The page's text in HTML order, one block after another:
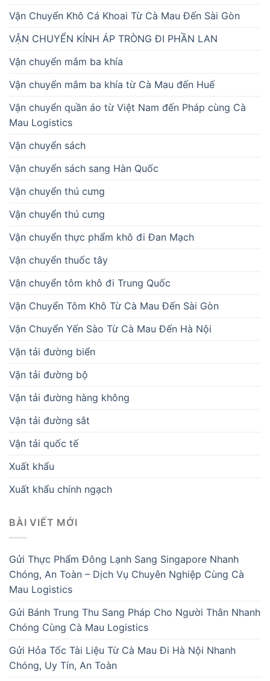
Vận Chuyển Khô Cá Khoai Từ Cà Mau Đến Sài Gòn
VẬN CHUYỂN KÍNH ÁP TRÒNG ĐI PHẦN LAN
Vận chuyển mắm ba khía
Vận chuyển mắm ba khía từ Cà Mau đến Huế
Vận chuyển quần áo từ Việt Nam đến Pháp cùng Cà
Mau Logistics
Vận chuyển sách
Vận chuyển sách sang Hàn Quốc
Vận chuyển thú cưng
Vận chuyển thú cưng
Vận chuyển thực phẩm khô đi Đan Mạch
Vận chuyển thuốc tây
Vận chuyển tôm khô đi Trung Quốc
Vận Chuyển Tôm Khô Từ Cà Mau Đến Sài Gòn
Vận Chuyển Yến Sào Từ Cà Mau Đến Hà Nội
Vận tải đường biển
Vận tải đường bộ
Vận tải đường hàng không
Vận tải đường sắt
Vận tải quốc tế
Xuất khẩu
Xuất khẩu chính ngạch
BÀI VIẾT MỚI
Gửi Thực Phẩm Đông Lạnh Sang Singapore Nhanh
Chóng, An Toàn – Dịch Vụ Chuyên Nghiệp Cùng Cà
Mau Logistics
Gửi Bánh Trung Thu Sang Pháp Cho Người Thân Nhanh
Chóng Cùng Cà Mau Logistics
Gửi Hỏa Tốc Tài Liệu Từ Cà Mau Đi Hà Nội Nhanh
Chóng, Uy Tín, An Toàn